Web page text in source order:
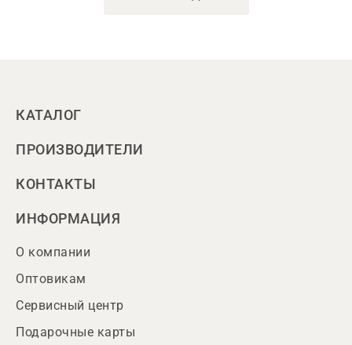
КАТАЛОГ
ПРОИЗВОДИТЕЛИ
КОНТАКТЫ
ИНФОРМАЦИЯ
О компании
Оптовикам
Сервисный центр
Подарочные карты